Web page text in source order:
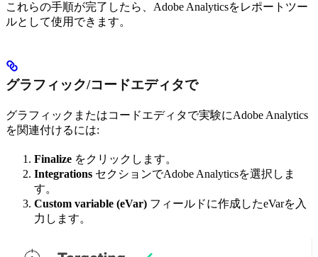
これらの手順が完了したら、Adobe Analyticsをレポートツー
ルとして使用できます。
グラフィック/コードエディタで
グラフィックまたはコードエディタで実験にAdobe Analytics
を関連付けるには:
Finalize をクリックします。
Integrations セクションでAdobe Analyticsを選択しま
す。
Custom variable (eVar) フィールドに作成したeVarを入
力します。